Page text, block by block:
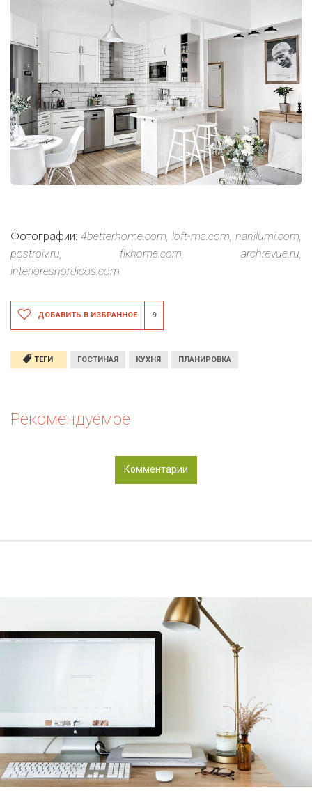
Фотографии: 4betterhome.com, loft-ma.com, nanilumi.com,
postroiv.ru, flkhome.com, archrevue.ru,
interioresnordicos.com
ДОБАВИТЬ В ИЗБРАННОЕ 9
ТЕГИ ГОСТИНАЯ КУХНЯ ПЛАНИРОВКА
Рекомендуемое
Комментарии